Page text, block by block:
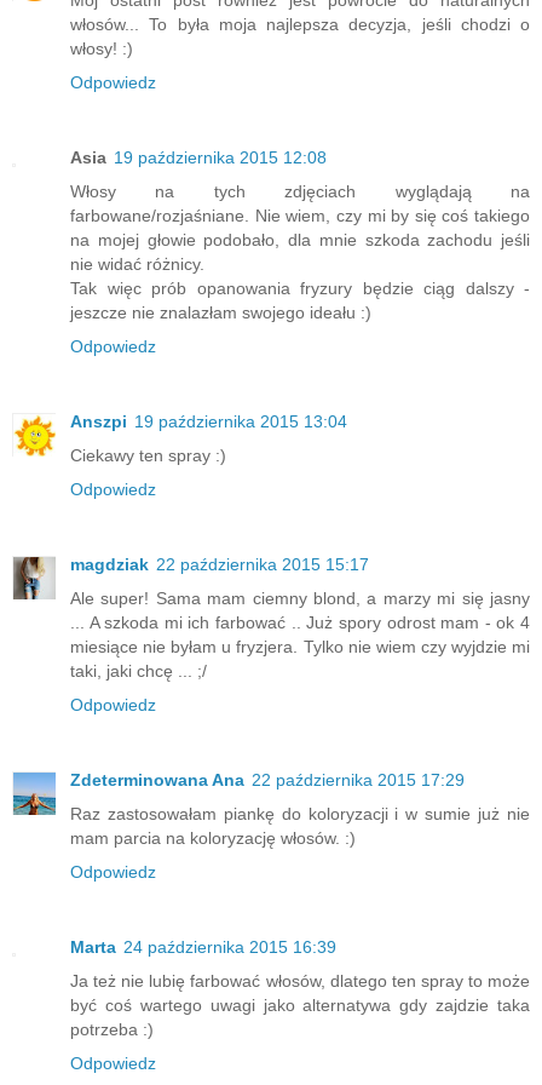
włosów... To była moja najlepsza decyzja, jeśli chodzi o
włosy! :)
Odpowiedz
Asia 19 października 2015 12:08
Włosy na tych zdjęciach wyglądają na
farbowane/rozjaśniane. Nie wiem, czy mi by się coś takiego
na mojej głowie podobało, dla mnie szkoda zachodu jeśli
nie widać różnicy.
Tak więc prób opanowania fryzury będzie ciąg dalszy -
jeszcze nie znalazłam swojego ideału :)
Odpowiedz
Anszpi 19 października 2015 13:04
Ciekawy ten spray :)
Odpowiedz
magdziak 22 października 2015 15:17
Ale super! Sama mam ciemny blond, a marzy mi się jasny
... A szkoda mi ich farbować .. Już spory odrost mam - ok 4
miesiące nie byłam u fryzjera. Tylko nie wiem czy wyjdzie mi
taki, jaki chcę ... ;/
Odpowiedz
Zdeterminowana Ana 22 października 2015 17:29
Raz zastosowałam piankę do koloryzacji i w sumie już nie
mam parcia na koloryzację włosów. :)
Odpowiedz
Marta 24 października 2015 16:39
Ja też nie lubię farbować włosów, dlatego ten spray to może
być coś wartego uwagi jako alternatywa gdy zajdzie taka
potrzeba :)
Odpowiedz